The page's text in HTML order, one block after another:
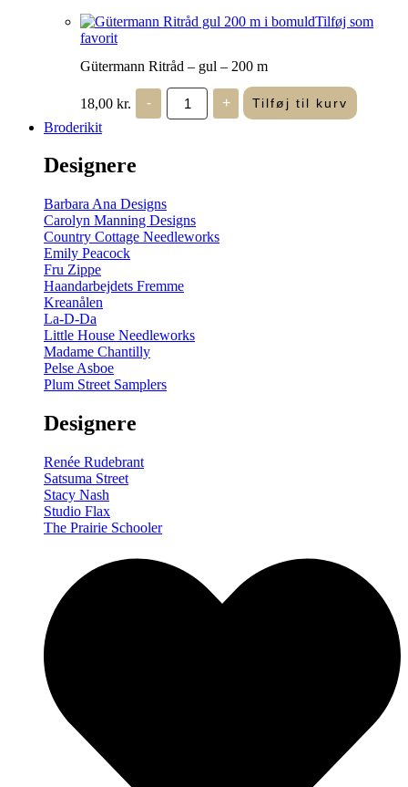
Tilføj som
favorit
Gütermann Ritråd – gul – 200 m
18,00 kr. -
Gütermann
Ritråd
-
+ Tilføj til kurv
Broderikit
Designere
Barbara Ana Designs
Carolyn Manning Designs
Country Cottage Needleworks
Emily Peacock
Fru Zippe
Haandarbejdets Fremme
Kreanålen
La-D-Da
Little House Needleworks
Madame Chantilly
Pelse Asboe
Plum Street Samplers
Designere
Renée Rudebrant
Satsuma Street
Stacy Nash
Studio Flax
The Prairie Schooler